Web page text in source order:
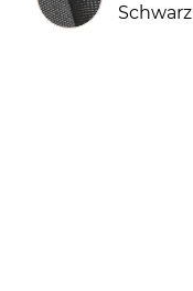
Schwarz